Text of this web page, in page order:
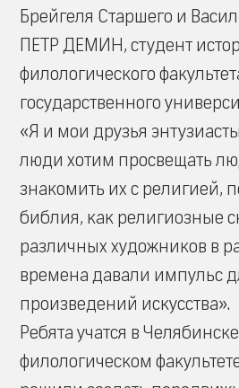
Брейгеля Старшего и
ПЕТР ДЕМИН, студент
филологического
государственного
«Я и мои друзья
люди хотим просвещать
знакомить их с религией,
библия, как религиозные
различных художников в
времена давали импульс
произведений искусства».
Ребята учатся в
филологическом